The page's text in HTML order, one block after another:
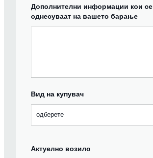
Дополнителни информации кои се
однесуваат на вашето барање
Вид на купувач
Актуелно возило